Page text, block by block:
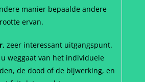
manier bepaalde andere
ervan.
zeer interessant uitgangspunt.
weggaat van het individuele
de dood of de bijwerking, en